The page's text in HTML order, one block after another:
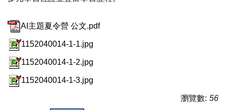
AI主題夏令營 公文.pdf
1152040014-1-1.jpg
1152040014-1-2.jpg
1152040014-1-3.jpg
瀏覽數: 56